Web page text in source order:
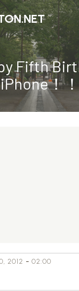
Fifth
iPhone！！
2012 - 02:00